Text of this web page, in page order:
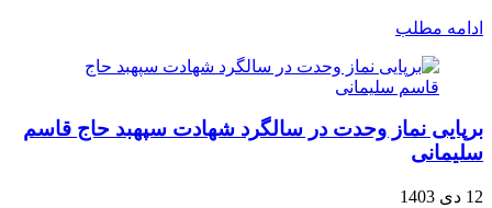
ادامه مطلب
برپایی نماز وحدت در سالگرد شهادت سپهبد حاج قاسم
سلیمانی
12 دی 1403